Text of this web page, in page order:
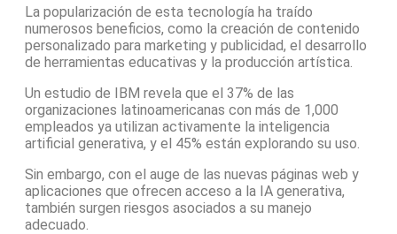
La popularización de esta tecnología ha traído
numerosos beneficios, como la creación de contenido
personalizado para marketing y publicidad, el desarrollo
de herramientas educativas y la producción artística.
Un estudio de IBM revela que el 37% de las
organizaciones latinoamericanas con más de 1,000
empleados ya utilizan activamente la inteligencia
artificial generativa, y el 45% están explorando su uso.
Sin embargo, con el auge de las nuevas páginas web y
aplicaciones que ofrecen acceso a la IA generativa,
también surgen riesgos asociados a su manejo
adecuado.